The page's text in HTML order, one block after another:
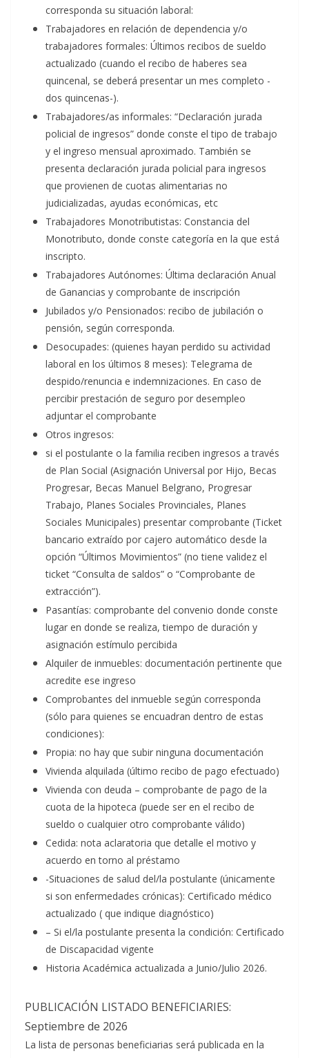
corresponda su situación laboral:
Trabajadores en relación de dependencia y/o
trabajadores formales: Últimos recibos de sueldo
actualizado (cuando el recibo de haberes sea
quincenal, se deberá presentar un mes completo -
dos quincenas-).
Trabajadores/as informales: “Declaración jurada
policial de ingresos” donde conste el tipo de trabajo
y el ingreso mensual aproximado. También se
presenta declaración jurada policial para ingresos
que provienen de cuotas alimentarias no
judicializadas, ayudas económicas, etc
Trabajadores Monotributistas: Constancia del
Monotributo, donde conste categoría en la que está
inscripto.
Trabajadores Autónomes: Última declaración Anual
de Ganancias y comprobante de inscripción
Jubilados y/o Pensionados: recibo de jubilación o
pensión, según corresponda.
Desocupades: (quienes hayan perdido su actividad
laboral en los últimos 8 meses): Telegrama de
despido/renuncia e indemnizaciones. En caso de
percibir prestación de seguro por desempleo
adjuntar el comprobante
Otros ingresos:
si el postulante o la familia reciben ingresos a través
de Plan Social (Asignación Universal por Hijo, Becas
Progresar, Becas Manuel Belgrano, Progresar
Trabajo, Planes Sociales Provinciales, Planes
Sociales Municipales) presentar comprobante (Ticket
bancario extraído por cajero automático desde la
opción “Últimos Movimientos” (no tiene validez el
ticket “Consulta de saldos” o “Comprobante de
extracción”).
Pasantías: comprobante del convenio donde conste
lugar en donde se realiza, tiempo de duración y
asignación estímulo percibida
Alquiler de inmuebles: documentación pertinente que
acredite ese ingreso
Comprobantes del inmueble según corresponda
(sólo para quienes se encuadran dentro de estas
condiciones):
Propia: no hay que subir ninguna documentación
Vivienda alquilada (último recibo de pago efectuado)
Vivienda con deuda – comprobante de pago de la
cuota de la hipoteca (puede ser en el recibo de
sueldo o cualquier otro comprobante válido)
Cedida: nota aclaratoria que detalle el motivo y
acuerdo en torno al préstamo
-Situaciones de salud del/la postulante (únicamente
si son enfermedades crónicas): Certificado médico
actualizado ( que indique diagnóstico)
– Si el/la postulante presenta la condición: Certificado
de Discapacidad vigente
Historia Académica actualizada a Junio/Julio 2026.
PUBLICACIÓN LISTADO BENEFICIARIES:
Septiembre de 2026
La lista de personas beneficiarias será publicada en la